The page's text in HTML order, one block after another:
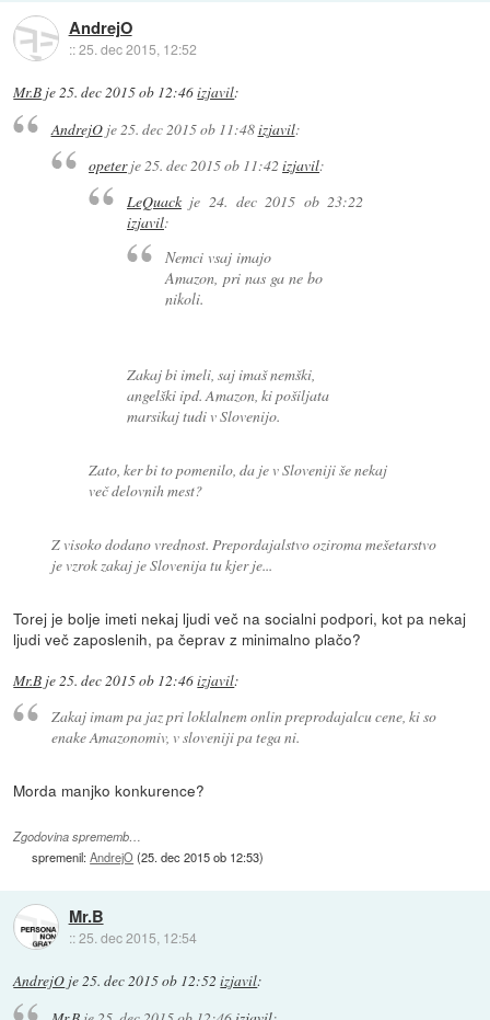
AndrejO
::25. dec 2015, 12:52
Mr.B je25. dec 2015 ob 12:46izjavil:
AndrejOje25. dec 2015 ob 11:48izjavil:
opeterje 25. dec 2015 ob 11:42izjavil:
LeQuackje 24. dec 2015 ob 23:22
izjavil:
Nemci vsaj imajo
Amazon, pri nas ga ne bo
nikoli.
Zakaj bi imeli, saj imaš nemški,
angelški ipd. Amazon, ki pošiljata
marsikaj tudi v Slovenijo.
Zato, ker bi to pomenilo, da je v Sloveniji še nekaj
več delovnih mest?
Z visoko dodano vrednost. Prepordajalstvo oziroma mešetarstvo
je vzrok zakaj je Slovenija tu kjer je...
Torej je bolje imeti nekaj ljudi več na socialni podpori, kot pa nekaj
ljudi več zaposlenih, pa čeprav z minimalno plačo?
Mr.B je25. dec 2015 ob 12:46izjavil:
Zakaj imam pa jaz pri loklalnem onlin preprodajalcu cene, ki so
enake Amazonomiv, v sloveniji pa tega ni.
Morda manjko konkurence?
Zgodovina sprememb…
spremenil:AndrejO(25. dec 2015 ob 12:53)
Mr.B
::25. dec 2015, 12:54
AndrejO je25. dec 2015 ob 12:52 izjavil: